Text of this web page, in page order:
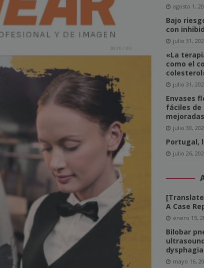
realmente una amenaza para el sector editorial?
2026: La confianza en las noticias llega a su
información, la confianza y la credibilidad serán
agosto 1,
Bajo
con
julio 31,
«La
como el
julio 31,
Envases
fáciles de
mejoradas
julio 30,
Portugal,
julio 26,
A Case
enero 15,
Bilobar
dysphagia
mayo 16,